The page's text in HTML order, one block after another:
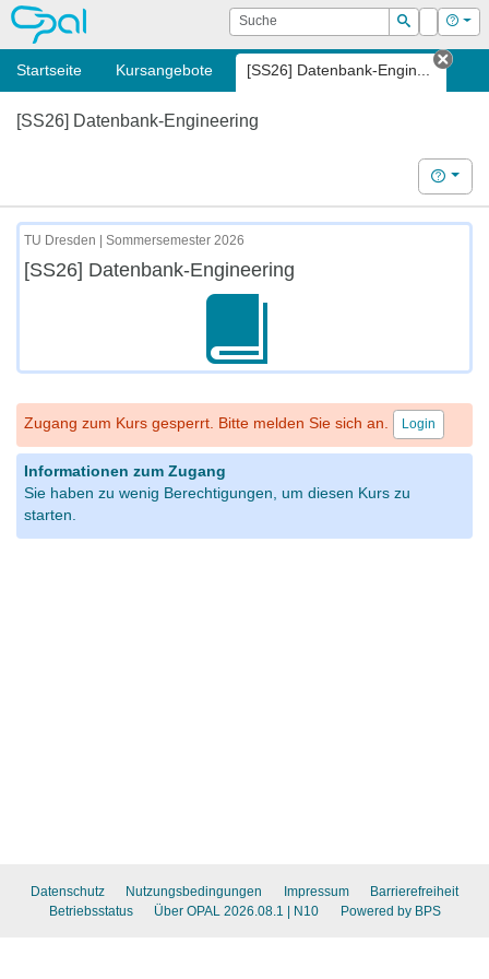
OPAL Suche
Suchen
Login Hilfe
Startseite Kursangebote [SS26] Datenbank-Engin...
Tab
[SS26] Datenbank-Engineering
Hilfe
TU Dresden | Sommersemester 2026
[SS26] Datenbank-Engineering
Zugang zum Kurs gesperrt. Bitte melden Sie sich an. Login
Informationen zum Zugang
Sie haben zu wenig Berechtigungen, um diesen Kurs zu
starten.
Datenschutz Nutzungsbedingungen Impressum
Barrierefreiheit
Betriebsstatus
Über OPAL 2026.08.1 | N10 Powered by BPS